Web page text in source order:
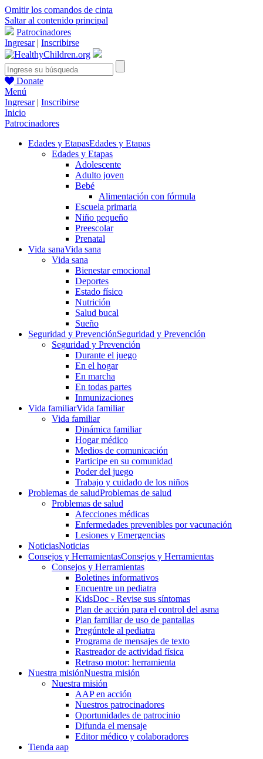
Omitir los comandos de cinta
Saltar al contenido principal
Patrocinadores
Ingresar| Inscribirse
Donate
Menú
Ingresar| Inscribirse
Inicio
Patrocinadores
Edades y EtapasEdades y Etapas
Edades y Etapas
Adolescente
Adulto joven
Bebé
Alimentación con fórmula
Escuela primaria
Niño pequeño
Preescolar
Prenatal
Vida sanaVida sana
Vida sana
Bienestar emocional
Deportes
Estado físico
Nutrición
Salud bucal
Sueño
Seguridad y PrevenciónSeguridad y Prevención
Seguridad y Prevención
Durante el juego
En el hogar
En marcha
En todas partes
Inmunizaciones
Vida familiarVida familiar
Vida familiar
Dinámica familiar
Hogar médico
Medios de comunicación
Participe en su comunidad
Poder del juego
Trabajo y cuidado de los niños
Problemas de saludProblemas de salud
Problemas de salud
Afecciones médicas
Enfermedades prevenibles por vacunación
Lesiones y Emergencias
NoticiasNoticias
Consejos y HerramientasConsejos y Herramientas
Consejos y Herramientas
Boletines informativos
Encuentre un pediatra
KidsDoc - Revise sus síntomas
Plan de acción para el control del asma
Plan familiar de uso de pantallas
Pregúntele al pediatra
Programa de mensajes de texto
Rastre​​ador de activida​d física
Retraso motor: herramienta
Nuestra misiónNuestra misión
Nuestra misión
AAP en acción
Nuestros patrocinadores
Oportunidades de patrocinio
Difunda el mensaje
Editor médico y colaboradores
Tienda aap